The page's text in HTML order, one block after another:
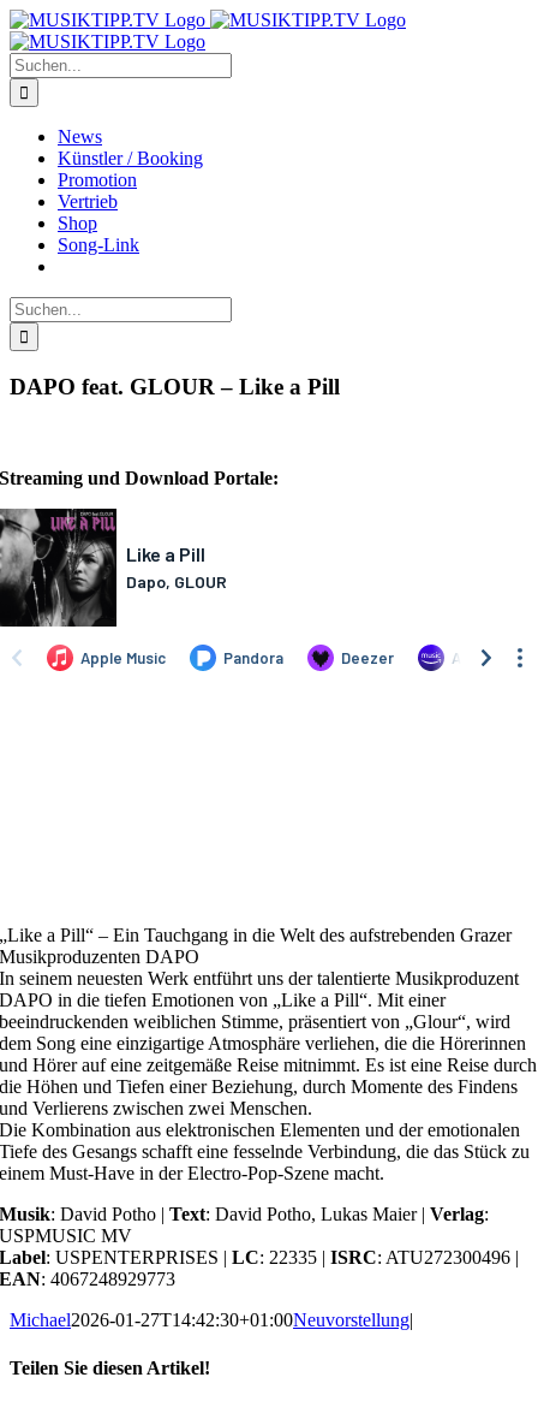
Zum
Inhalt
springen
Suche
nach:
News
Künstler / Booking
Promotion
Vertrieb
Shop
Song-Link
Suche
nach:
DAPO feat. GLOUR – Like a Pill
Streaming und Download Portale:
„Like a Pill“ – Ein Tauchgang in die Welt des aufstrebenden Grazer
Musikproduzenten DAPO
In seinem neuesten Werk entführt uns der talentierte Musikproduzent
DAPO in die tiefen Emotionen von „Like a Pill“. Mit einer
beeindruckenden weiblichen Stimme, präsentiert von „Glour“, wird
dem Song eine einzigartige Atmosphäre verliehen, die die Hörerinnen
und Hörer auf eine zeitgemäße Reise mitnimmt. Es ist eine Reise durch
die Höhen und Tiefen einer Beziehung, durch Momente des Findens
und Verlierens zwischen zwei Menschen.
Die Kombination aus elektronischen Elementen und der emotionalen
Tiefe des Gesangs schafft eine fesselnde Verbindung, die das Stück zu
einem Must-Have in der Electro-Pop-Szene macht.
Musik: David Potho |Text: David Potho, Lukas Maier |Verlag:
USPMUSIC MV
Label: USPENTERPRISES |LC: 22335 |ISRC: ATU272300496 |
EAN: 4067248929773
Michael2026-01-27T14:42:30+01:00Neuvorstellung|
Teilen Sie diesen Artikel!